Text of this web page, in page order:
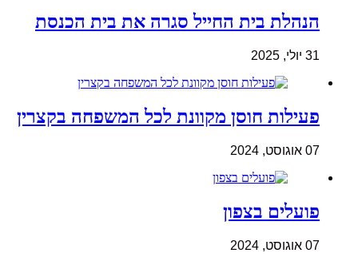
הנהלת בית החייל סגרה את בית הכנסת
31 יולי, 2025
פעילות חוסן מקוונת לכל המשפחה בקצרין
07 אוגוסט, 2024
פועלים בצפון
07 אוגוסט, 2024